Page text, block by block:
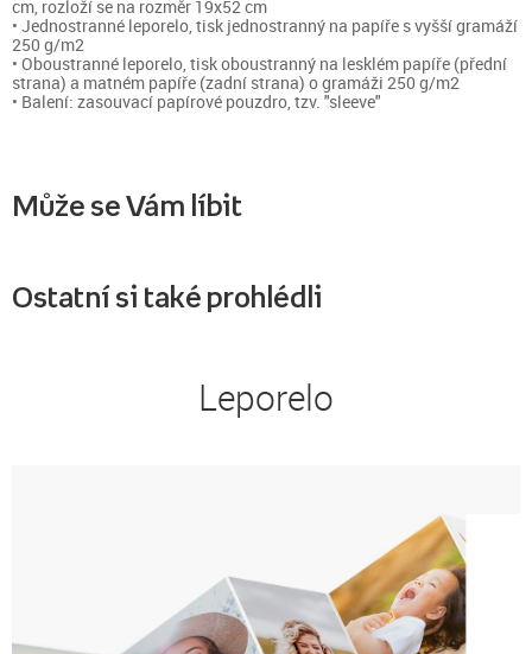
cm, rozloží se na rozměr 19x52 cm
• Jednostranné leporelo, tisk jednostranný na papíře s vyšší gramáží
250 g/m2
• Oboustranné leporelo, tisk oboustranný na lesklém papíře (přední
strana) a matném papíře (zadní strana) o gramáži 250 g/m2
• Balení: zasouvací papírové pouzdro, tzv. "sleeve"
Může se Vám líbit
Ostatní si také prohlédli
Leporelo